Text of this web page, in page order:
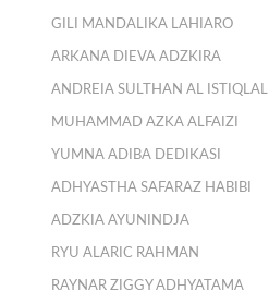
GILI MANDALIKA LAHIARO
ARKANA DIEVA ADZKIRA
ANDREIA SULTHAN AL ISTIQLAL
MUHAMMAD AZKA ALFAIZI
YUMNA ADIBA DEDIKASI
ADHYASTHA SAFARAZ HABIBI
ADZKIA AYUNINDJA
RYU ALARIC RAHMAN
RAYNAR ZIGGY ADHYATAMA